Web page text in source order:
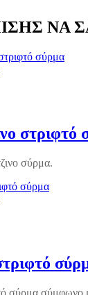
ΝΑ
στριφτό
σύρμα.
σύρμα σύμφωνο